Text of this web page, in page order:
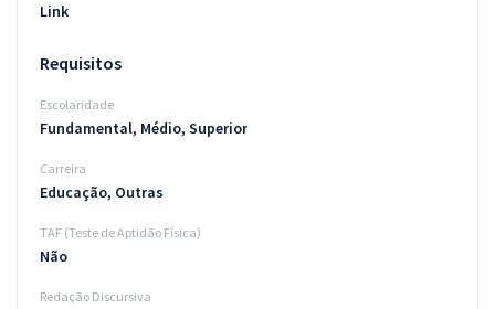
Link
Requisitos
Escolaridade
Fundamental, Médio, Superior
Carreira
Educação, Outras
TAF (Teste de Aptidão Física)
Não
Redação Discursiva